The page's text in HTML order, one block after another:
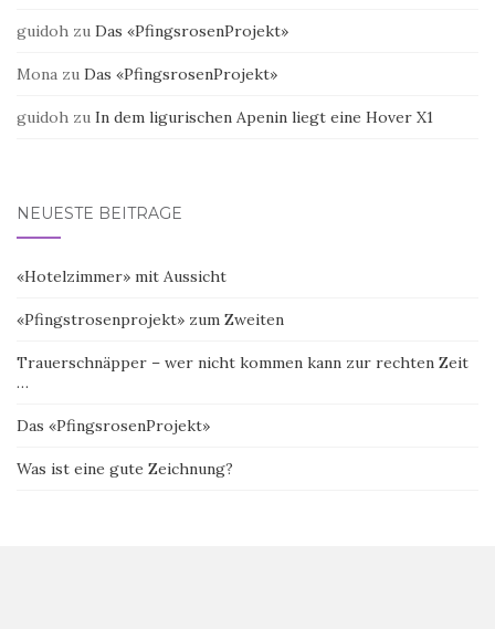
guidoh zu Das «PfingsrosenProjekt»
Mona zu Das «PfingsrosenProjekt»
guidoh zu In dem ligurischen Apenin liegt eine Hover X1
NEUESTE BEITRÄGE
«Hotelzimmer» mit Aussicht
«Pfingstrosenprojekt» zum Zweiten
Trauerschnäpper – wer nicht kommen kann zur rechten Zeit
…
Das «PfingsrosenProjekt»
Was ist eine gute Zeichnung?